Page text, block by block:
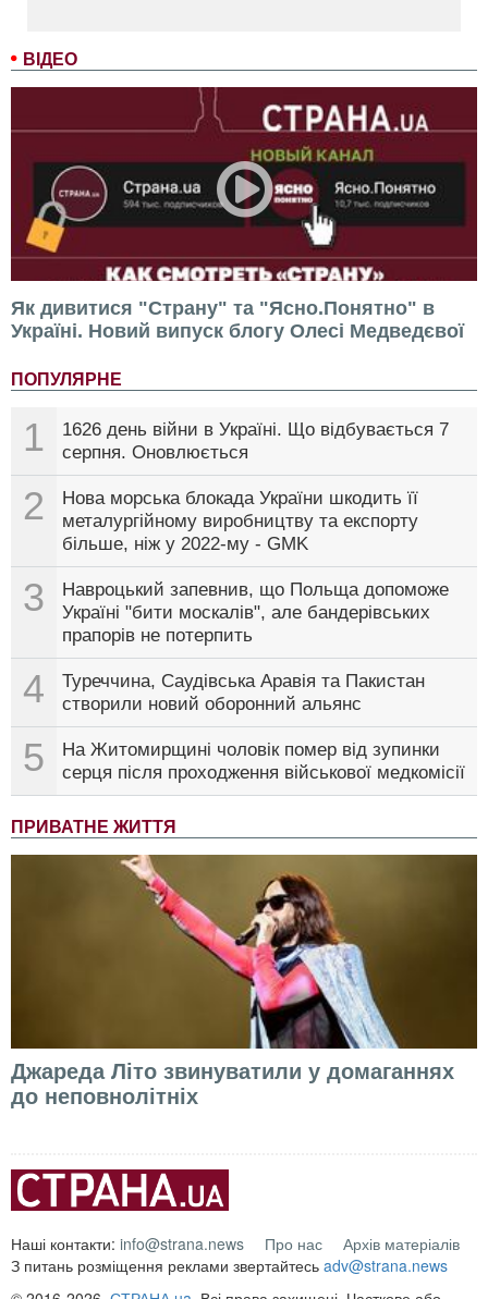
ВІДЕО
Як дивитися "Страну" та "Ясно.Понятно" в
Україні. Новий випуск блогу Олесі Медведєвої
ПОПУЛЯРНЕ
1
1626 день війни в Україні. Що відбувається 7
серпня. Оновлюється
2
Нова морська блокада України шкодить її
металургійному виробництву та експорту
більше, ніж у 2022-му - GMK
3
Навроцький запевнив, що Польща допоможе
Україні "бити москалів", але бандерівських
прапорів не потерпить
4
Туреччина, Саудівська Аравія та Пакистан
створили новий оборонний альянс
5
На Житомирщині чоловік помер від зупинки
серця після проходження військової медкомісії
ПРИВАТНЕ ЖИТТЯ
Джареда Літо звинуватили у домаганнях
до неповнолітніх
Наші контакти: info@strana.news Про нас
Архів матеріалів
З питань розміщення реклами звертайтесь adv@strana.news